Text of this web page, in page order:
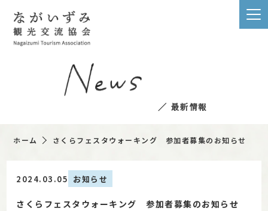
／ 最新情報
ホーム さくらフェスタウォーキング 参加者募集のお知らせ
2024.03.05 お知らせ
さくらフェスタウォーキング 参加者募集のお知らせ